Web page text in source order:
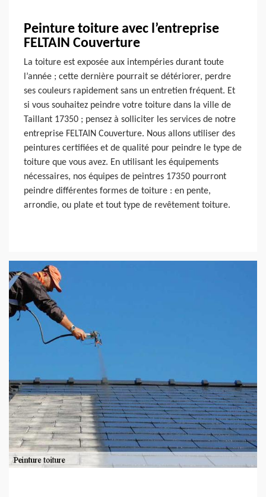
Peinture toiture avec l’entreprise
FELTAIN Couverture
La toiture est exposée aux intempéries durant toute
l’année ; cette dernière pourrait se détériorer, perdre
ses couleurs rapidement sans un entretien fréquent. Et
si vous souhaitez peindre votre toiture dans la ville de
Taillant 17350 ; pensez à solliciter les services de notre
entreprise FELTAIN Couverture. Nous allons utiliser des
peintures certifiées et de qualité pour peindre le type de
toiture que vous avez. En utilisant les équipements
nécessaires, nos équipes de peintres 17350 pourront
peindre différentes formes de toiture : en pente,
arrondie, ou plate et tout type de revêtement toiture.